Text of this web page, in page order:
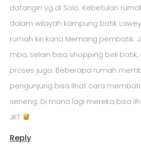
datangin yg di Solo. Kebetulan
dalam wilayah kampung batik
rumah kiri kana Memang pembatik.
mba, selain bisa shopping beli
proses juga. Beberapa rumah
pengunjung bisa lihat cara
seneng. Di mana lagi mereka bisa
JKT
.
Reply